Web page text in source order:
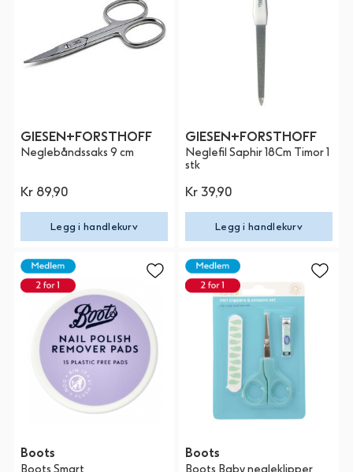
GIESEN+FORSTHOFF
Neglebåndssaks 9 cm
Kr 89,90
Legg i handlekurv
GIESEN+FORSTHOFF
Neglefil Saphir 18Cm Timor 1
stk
Kr 39,90
Legg i handlekurv
Boots
Boots Smart
Boots
Boots Baby negleklipper